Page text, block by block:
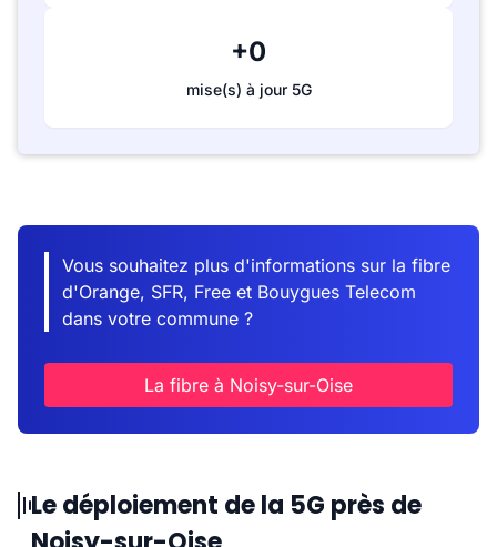
+0
mise(s) à jour 5G
Vous souhaitez plus d'informations sur la fibre
d'Orange, SFR, Free et Bouygues Telecom
dans votre commune ?
La fibre à Noisy-sur-Oise
Le déploiement de la 5G près de